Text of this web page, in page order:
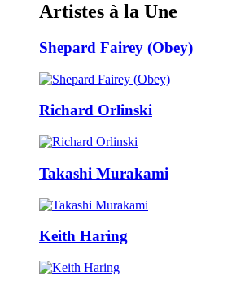
Artistes à la Une
Shepard Fairey (Obey)
Richard Orlinski
Takashi Murakami
Keith Haring